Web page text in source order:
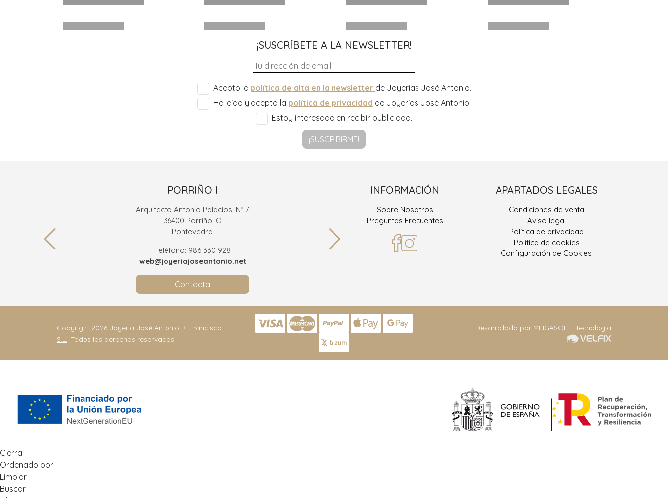
¡SUSCRÍBETE A LA NEWSLETTER!
Acepto la política de alta en la newsletter de Joyerías José Antonio.
He leído y acepto la política de privacidad de Joyerías José Antonio.
Estoy interesado en recibir publicidad.
¡SUSCRIBIRME!
PORRIÑO I
Arquitecto Antonio Palacios, Nº 7
36400 Porriño, O
Pontevedra
Teléfono: 986 330 928
web@joyeriajoseantonio.net
Contacta
Ramón González, Nº 9
36400 Porriño, O
Teléfono: 986 330 928
INFORMACIÓN
Sobre Nosotros
Preguntas Frecuentes
APARTADOS LEGALES
Condiciones de venta
Aviso legal
Política de privacidad
Política de cookies
Configuración de Cookies
Copyright 2026 Joyeria José Antonio R. Francisco
S.L.. Todos los derechos reservados.
Desarrollado por MEIGASOFT. Tecnología
Cierra
Ordenado por
Limpiar
Buscar